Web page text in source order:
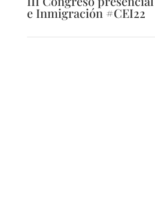
e Inmigración #CEI22